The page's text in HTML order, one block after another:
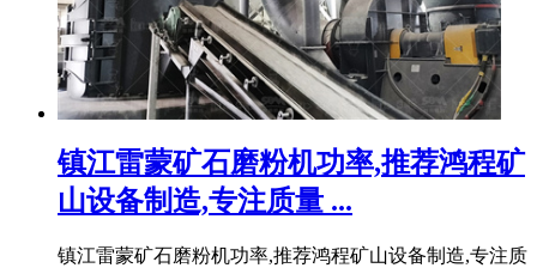
镇江雷蒙矿石磨粉机功率,推荐鸿程矿
山设备制造,专注质量 ...
镇江雷蒙矿石磨粉机功率,推荐鸿程矿山设备制造,专注质